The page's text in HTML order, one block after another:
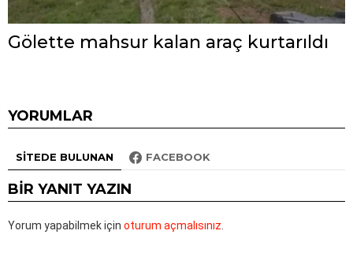
Gölette mahsur kalan araç kurtarıldı
YORUMLAR
SITEDE BULUNAN FACEBOOK
BIR YANIT YAZIN
Yorum yapabilmek için oturum açmalısınız